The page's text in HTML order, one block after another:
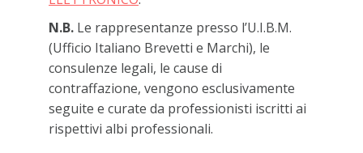
N.B. Le rappresentanze presso l’U.I.B.M.
(Ufficio Italiano Brevetti e Marchi), le
consulenze legali, le cause di
contraffazione, vengono esclusivamente
seguite e curate da professionisti iscritti ai
rispettivi albi professionali.